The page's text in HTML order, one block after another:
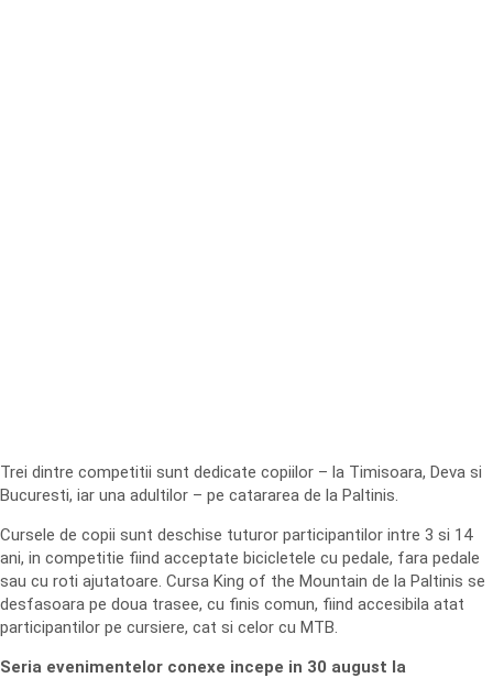
Trei dintre competitii sunt dedicate copiilor – la Timisoara, Deva si
Bucuresti, iar una adultilor – pe catararea de la Paltinis.
Cursele de copii sunt deschise tuturor participantilor intre 3 si 14
ani, in competitie fiind acceptate bicicletele cu pedale, fara pedale
sau cu roti ajutatoare. Cursa King of the Mountain de la Paltinis se
desfasoara pe doua trasee, cu finis comun, fiind accesibila atat
participantilor pe cursiere, cat si celor cu MTB.
Seria evenimentelor conexe incepe in 30 august la